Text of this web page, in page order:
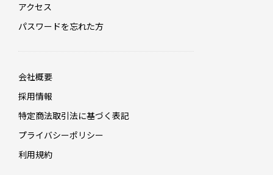
アクセス
パスワードを忘れた方
会社概要
採用情報
特定商法取引法に基づく表記
プライバシーポリシー
利用規約